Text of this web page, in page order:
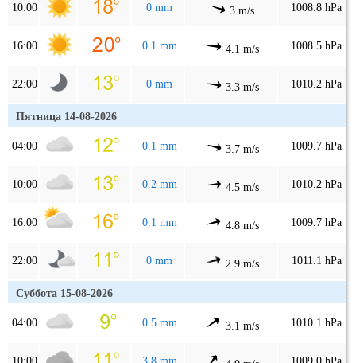
10:00 0 mm 3 m/s 1008.8 hPa
16:00 0.1 mm 4.1 m/s 1008.5 hPa
22:00 0 mm 3.3 m/s 1010.2 hPa
Пятница 14-08-2026
04:00 0.1 mm 3.7 m/s 1009.7 hPa
10:00 0.2 mm 4.5 m/s 1010.2 hPa
16:00 0.1 mm 4.8 m/s 1009.7 hPa
22:00 0 mm 2.9 m/s 1011.1 hPa
Суббота 15-08-2026
04:00 0.5 mm 3.1 m/s 1010.1 hPa